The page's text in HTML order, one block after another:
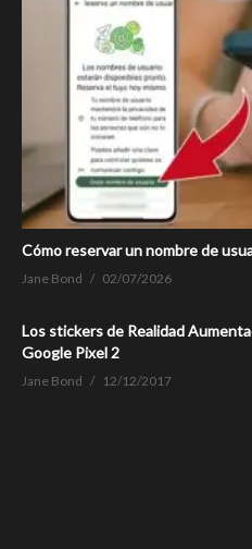
Cómo reservar un nombre de
Jane Bond 02/07/2026
Los stickers de Realidad
Google Pixel 2
Jane Bond 12/12/2017